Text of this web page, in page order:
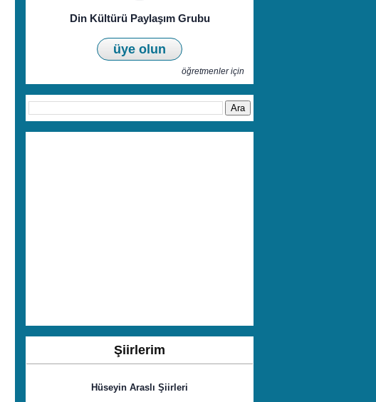
Din Kültürü Paylaşım Grubu
üye olun
öğretmenler için
Şiirlerim
Hüseyin Araslı Şiirleri